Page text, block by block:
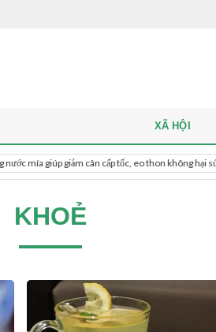
giảm cân cấp tốc, eo thon không hại sức khỏe
XÃ HỘI
KHOẺ